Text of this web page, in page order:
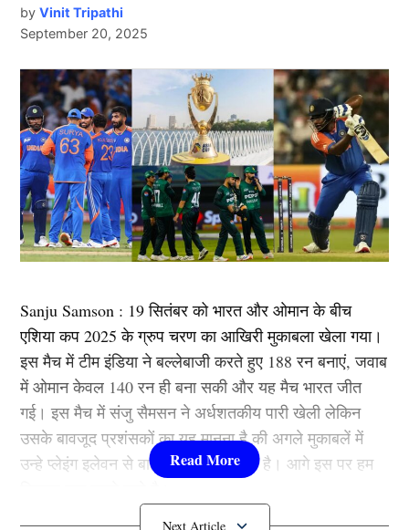
by Vinit Tripathi
September 20, 2025
Sanju Samson : 19 सितंबर को भारत और ओमान के बीच
एशिया कप 2025 के ग्रुप चरण का आखिरी मुकाबला खेला गया।
इस मैच में टीम इंडिया ने बल्लेबाजी करते हुए 188 रन बनाएं, जवाब
में ओमान केवल 140 रन ही बना सकी और यह मैच भारत जीत
गई। इस मैच में संजु सैमसन ने अर्धशतकीय पारी खेली लेकिन
उसके बावजूद प्रशंसकों का यह मानना है की अगले मुकाबलें में
उन्हे प्लेइंग इलेवन से बाहर किया जा सकता है। आगे इस पर हम